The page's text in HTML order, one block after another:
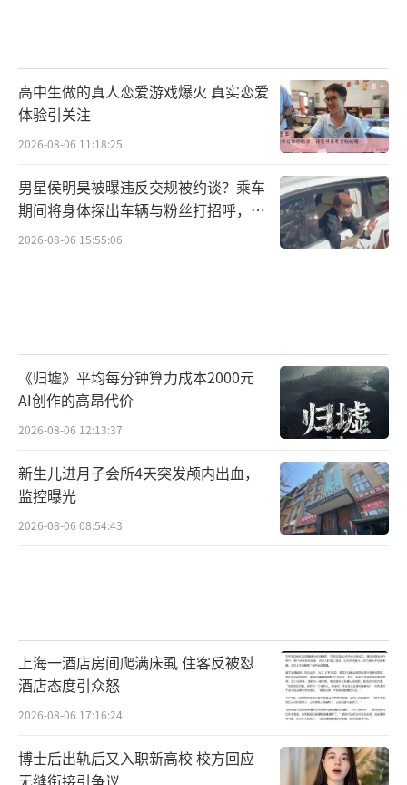
高中生做的真人恋爱游戏爆火 真实恋爱
体验引关注
2026-08-06 11:18:25
男星侯明昊被曝违反交规被约谈？乘车
期间将身体探出车辆与粉丝打招呼，当
地交警回应
2026-08-06 15:55:06
《归墟》平均每分钟算力成本2000元
AI创作的高昂代价
2026-08-06 12:13:37
新生儿进月子会所4天突发颅内出血，
监控曝光
2026-08-06 08:54:43
上海一酒店房间爬满床虱 住客反被怼
酒店态度引众怒
2026-08-06 17:16:24
博士后出轨后又入职新高校 校方回应